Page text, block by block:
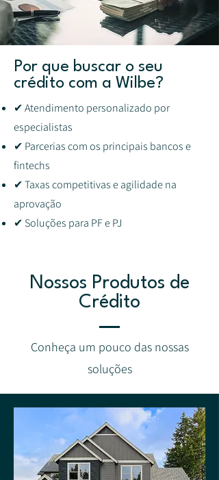
Por que buscar o seu
crédito com a Wilbe?
✔ Atendimento personalizado por
especialistas
✔ Parcerias com os principais bancos e
fintechs
✔ Taxas competitivas e agilidade na
aprovação
✔ Soluções para PF e PJ
Nossos Produtos de
Crédito
Conheça um pouco das nossas
soluções